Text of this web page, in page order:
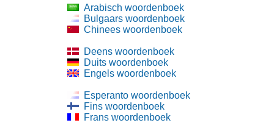
Arabisch woordenboek
Bulgaars woordenboek
Chinees woordenboek
Deens woordenboek
Duits woordenboek
Engels woordenboek
Esperanto woordenboek
Fins woordenboek
Frans woordenboek